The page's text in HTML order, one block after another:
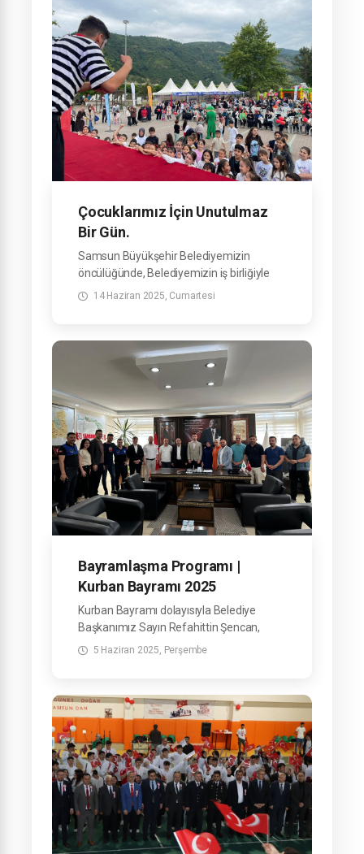
Çocuklarımız İçin Unutulmaz
Bir Gün.
Samsun Büyükşehir Belediyemizin
öncülüğünde, Belediyemizin iş birliğiyle
ilçemizde düzenlediğimiz Çocuk Şenliği,
14 Haziran 2025, Cumartesi
Bayramlaşma Programı |
Kurban Bayramı 2025
Kurban Bayramı dolayısıyla Belediye
Başkanımız Sayın Refahittin Şencan,
Belediyemiz Hizmet Binası'nda görev
5 Haziran 2025, Perşembe